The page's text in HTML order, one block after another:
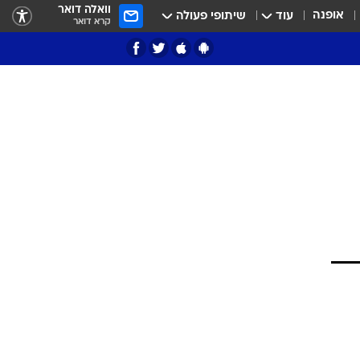
אופנה עוד שיתופי פעולה וואלה דואר
קרא דואר